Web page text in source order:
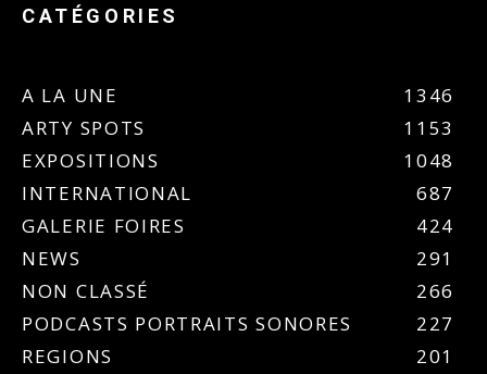
CATÉGORIES
A LA UNE
1346
ARTY SPOTS
1153
EXPOSITIONS
1048
INTERNATIONAL
687
GALERIE FOIRES
424
NEWS
291
NON CLASSÉ
266
PODCASTS PORTRAITS SONORES
227
REGIONS
201